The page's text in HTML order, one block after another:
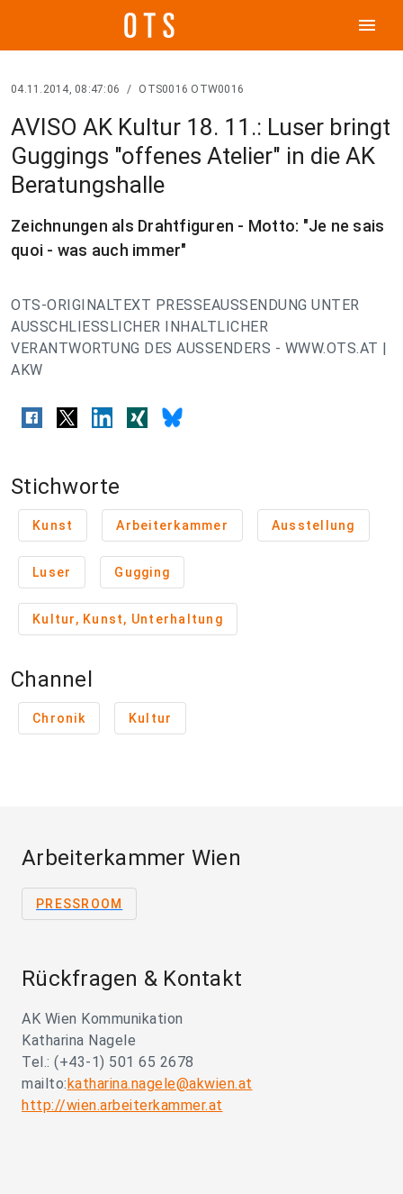
menu
04.11.2014, 08:47:06 / OTS0016 OTW0016
AVISO AK Kultur 18. 11.: Luser bringt
Guggings "offenes Atelier" in die AK
Beratungshalle
Zeichnungen als Drahtfiguren - Motto: "Je ne sais
quoi - was auch immer"
OTS-ORIGINALTEXT PRESSEAUSSENDUNG UNTER
AUSSCHLIESSLICHER INHALTLICHER
VERANTWORTUNG DES AUSSENDERS - WWW.OTS.AT |
AKW
Stichworte
Kunst Arbeiterkammer Ausstellung
Luser Gugging
Kultur, Kunst, Unterhaltung
Channel
Chronik Kultur
Arbeiterkammer Wien
PRESSROOM
Rückfragen & Kontakt
AK Wien Kommunikation
Katharina Nagele
Tel.: (+43-1) 501 65 2678
mailto: katharina.nagele@akwien.at
http://wien.arbeiterkammer.at